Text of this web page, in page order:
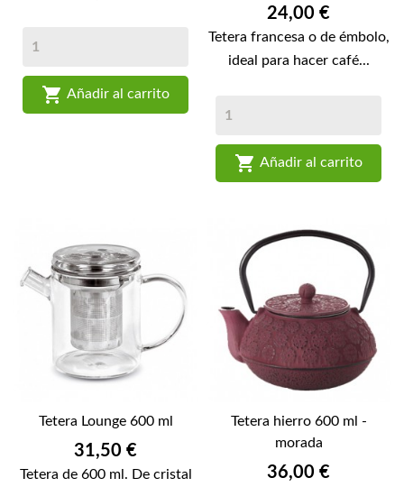
 Añadir al carrito
Precio
24,00 €
Tetera francesa o de émbolo,
ideal para hacer café...
 Añadir al carrito
Tetera Lounge 600 ml
Precio
31,50 €
Tetera de 600 ml. De cristal
Tetera hierro 600 ml -
morada
Precio
36,00 €